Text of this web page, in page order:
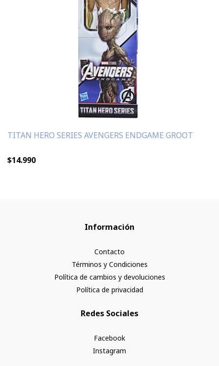
TITAN HERO SERIES AVENGERS ENDGAME GROOT
$14.990
Información
Contacto
Términos y Condiciones
Política de cambios y devoluciones
Política de privacidad
Redes Sociales
Facebook
Instagram